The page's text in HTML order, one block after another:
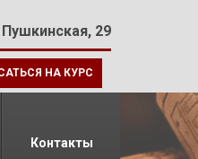
Пушкинская, 29
НА КУРС
Контакты